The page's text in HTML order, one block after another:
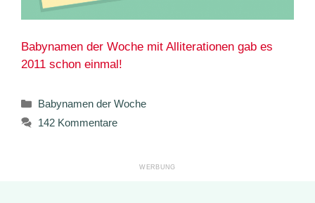
Babynamen der Woche mit Alliterationen gab es
2011 schon einmal!
Kategorien
Babynamen der Woche
142 Kommentare